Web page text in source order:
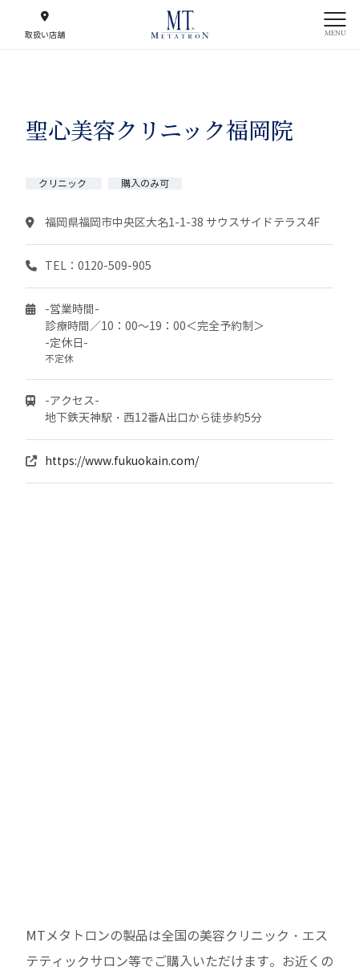
取扱い店舗 MENU
聖心美容クリニック福岡院
クリニック 購入のみ可
福岡県福岡市中央区大名1-1-38 サウスサイドテラス4F
TEL：0120-509-905
-営業時間-
診療時間／10：00～19：00＜完全予約制＞
-定休日-
不定休
-アクセス-
地下鉄天神駅・西12番A出口から徒歩約5分
https://www.fukuokain.com/
MTメタトロンの製品は全国の美容クリニック・エス
テティックサロン等でご購入いただけます。 お近くの